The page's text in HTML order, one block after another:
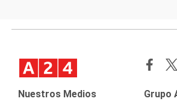
Nuestros Medios Grupo